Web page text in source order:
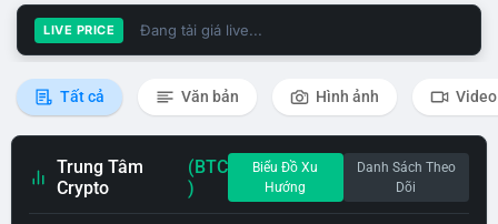
LIVE PRICE Đang tải giá live...
Tất cả Văn bản Hình ảnh Video
Trung Tâm
Crypto
(BTC
)
Biểu Đồ Xu
Hướng
Danh Sách Theo
Dõi